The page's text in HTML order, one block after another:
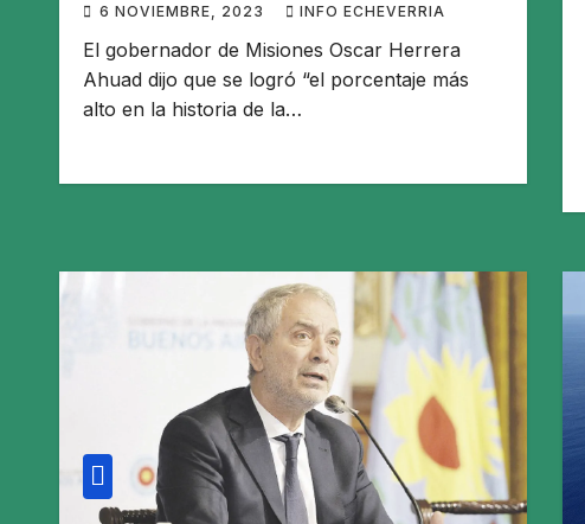
6 NOVIEMBRE, 2023 INFO ECHEVERRIA
El gobernador de Misiones Oscar Herrera
Ahuad dijo que se logró “el porcentaje más
alto en la historia de la…